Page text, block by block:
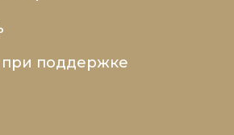
при поддержке